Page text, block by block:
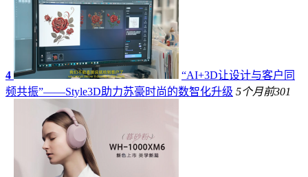
4
“AI+3D让设计与客户同
频共振”——Style3D助力苏豪时尚的数智化升级 5个月前301